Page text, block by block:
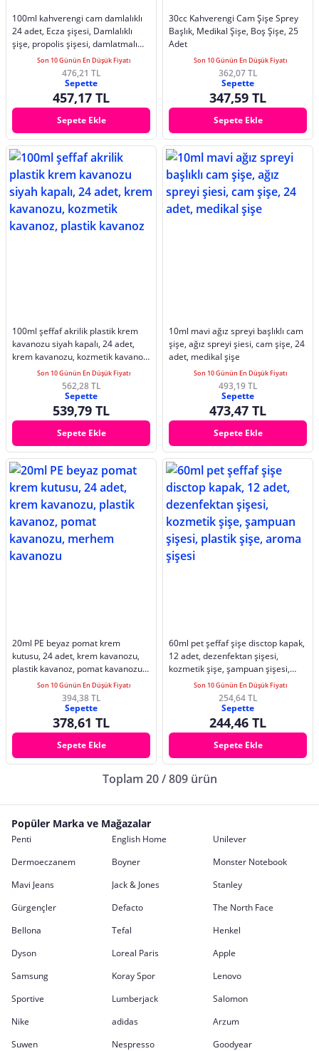
100ml kahverengi cam damlalıklı
24 adet, Ecza şişesi, Damlalıklı
şişe, propolis şişesi, damlatmalı
şişe, saç serum şişesi, ecza şişesi
Son 10 Günün En Düşük Fiyatı
476,21 TL
Sepette
457,17 TL
Sepete Ekle
30cc Kahverengi Cam Şişe Sprey
Başlık, Medikal Şişe, Boş Şişe, 25
Adet
Son 10 Günün En Düşük Fiyatı
362,07 TL
Sepette
347,59 TL
Sepete Ekle
100ml şeffaf akrilik plastik krem
kavanozu siyah kapalı, 24 adet,
krem kavanozu, kozmetik kavanoz,
plastik kavanoz
Son 10 Günün En Düşük Fiyatı
562,28 TL
Sepette
539,79 TL
Sepete Ekle
10ml mavi ağız spreyi başlıklı cam
şişe, ağız spreyi şiesi, cam şişe, 24
adet, medikal şişe
Son 10 Günün En Düşük Fiyatı
493,19 TL
Sepette
473,47 TL
Sepete Ekle
20ml PE beyaz pomat krem
kutusu, 24 adet, krem kavanozu,
plastik kavanoz, pomat kavanozu,
merhem kavanozu
Son 10 Günün En Düşük Fiyatı
394,38 TL
Sepette
378,61 TL
Sepete Ekle
60ml pet şeffaf şişe disctop kapak,
12 adet, dezenfektan şişesi,
kozmetik şişe, şampuan şişesi,
plastik şişe, aroma şişesi
Son 10 Günün En Düşük Fiyatı
254,64 TL
Sepette
244,46 TL
Sepete Ekle
Toplam 20 / 809 ürün
Popüler Marka ve Mağazalar
Penti English Home
Unilever
Dermoeczanem
Boyner
Monster Notebook
Mavi Jeans
Jack & Jones
Stanley
Gürgençler
Defacto
The North Face
Bellona
Tefal
Henkel
Dyson
Loreal Paris
Apple
Samsung
Koray Spor
Lenovo
Sportive
Lumberjack
Salomon
Nike
adidas
Arzum
Suwen
Nespresso Goodyear